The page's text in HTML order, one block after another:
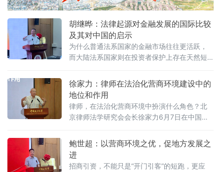
胡继晔：法律起源对金融发展的国际比较
及其对中国的启示
为什么普通法系国家的金融市场往往更活跃，
而大陆法系国家则在投资者保护上存在天然短
长背后是否隐藏着法治短板？中国政法大学商
学院教授、法治化营商环境建设与数字金融研
究课题组组长胡继晔6月7日在该校研究中心揭
牌仪式既同期举办的“法治筑基、商业有序——
地方政府促进招商引资和高质量发展路径”法治
以
徐家力：律师在法治化营商环境建设中的
地位和作用
律师，在法治化营商环境中扮演什么角色？北
京律师法学研究会会长徐家力6月7日在中国政
心揭牌仪式既同期举办的“法治筑基、商业有序
——地方政府促进招商引资和高质量发展路
径”法治化营商环境建设（公益）大讲堂2026首
鲍世超：以营商环境之优，促地方发展之
进
招商引资，不能只是“开门引客”的短跑，更应